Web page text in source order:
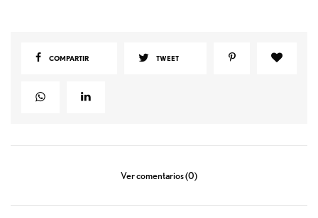
COMPARTIR TWEET
Ver comentarios (0)